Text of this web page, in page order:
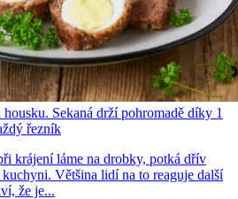
Sekaná drží pohromadě díky 1
řezník
krájení láme na drobky, potká dřív
Většina lidí na to reaguje další
že je...